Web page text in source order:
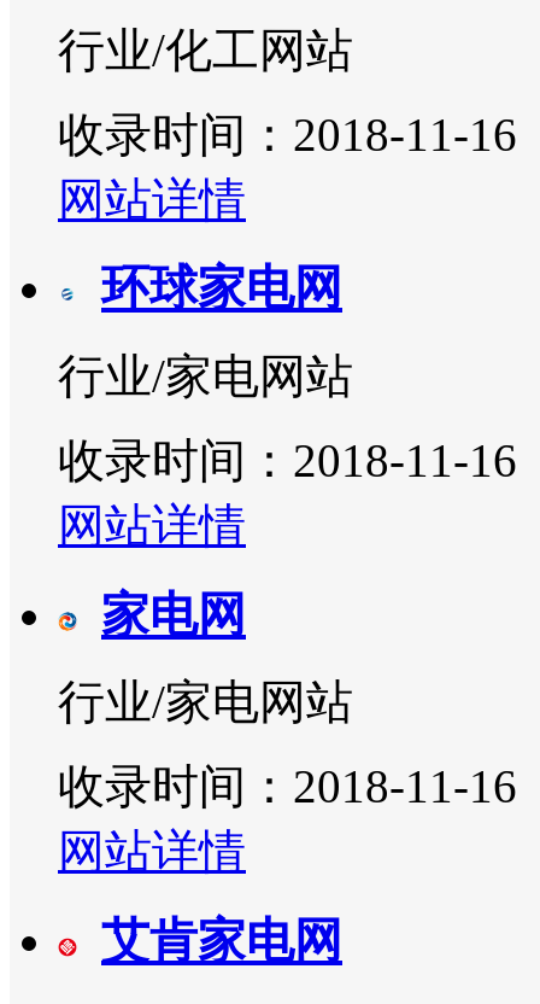
行业/化工网站
收录时间：2018-11-16
网站详情
环球家电网
行业/家电网站
收录时间：2018-11-16
网站详情
家电网
行业/家电网站
收录时间：2018-11-16
网站详情
艾肯家电网